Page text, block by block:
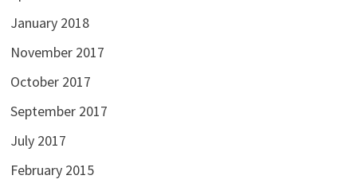
January 2018
November 2017
October 2017
September 2017
July 2017
February 2015